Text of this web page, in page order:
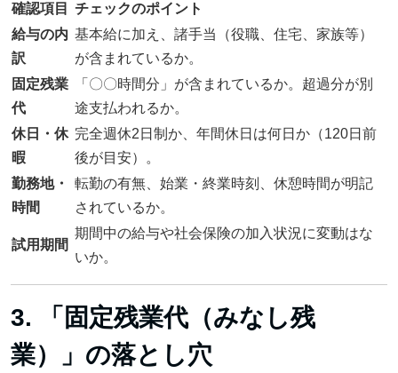
確認項目
チェックのポイント
給与の内
訳
基本給に加え、諸手当（役職、住宅、家族等）
が含まれているか。
固定残業
代
「〇〇時間分」が含まれているか。超過分が別
途支払われるか。
休日・休
暇
完全週休2日制か、年間休日は何日か（120日前
後が目安）。
勤務地・
時間
転勤の有無、始業・終業時刻、休憩時間が明記
されているか。
試用期間
期間中の給与や社会保険の加入状況に変動はな
いか。
3. 「固定残業代（みなし残
業）」の落とし穴